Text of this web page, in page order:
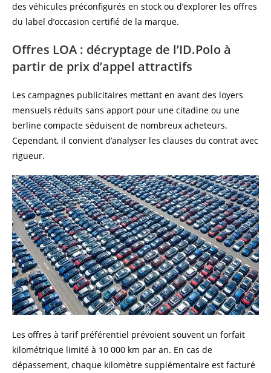
des véhicules préconfigurés en stock ou d’explorer les offres
du label d’occasion certifié de la marque.
Offres LOA : décryptage de l’ID.Polo à
partir de prix d’appel attractifs
Les campagnes publicitaires mettant en avant des loyers
mensuels réduits sans apport pour une citadine ou une
berline compacte séduisent de nombreux acheteurs.
Cependant, il convient d’analyser les clauses du contrat avec
rigueur.
Les offres à tarif préférentiel prévoient souvent un forfait
kilométrique limité à 10 000 km par an. En cas de
dépassement, chaque kilomètre supplémentaire est facturé